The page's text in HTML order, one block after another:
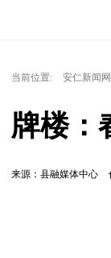
当前位置: 安仁新闻网
牌楼：
来源：县融媒体中心